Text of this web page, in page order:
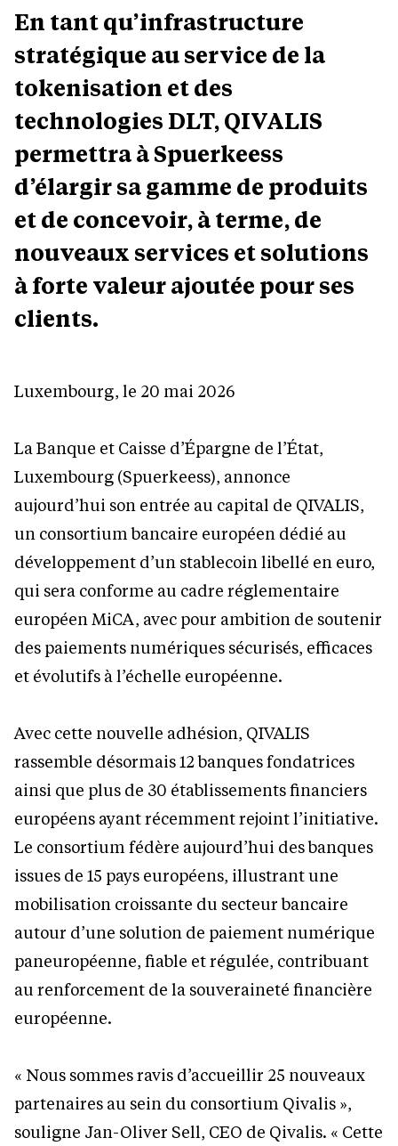
En tant qu’infrastructure
stratégique au service de la
tokenisation et des
technologies DLT, QIVALIS
permettra à Spuerkeess
d’élargir sa gamme de produits
et de concevoir, à terme, de
nouveaux services et solutions
à forte valeur ajoutée pour ses
clients.
Luxembourg, le 20 mai 2026
La Banque et Caisse d’Épargne de l’État,
Luxembourg (Spuerkeess), annonce
aujourd’hui son entrée au capital de QIVALIS,
un consortium bancaire européen dédié au
développement d’un stablecoin libellé en euro,
qui sera conforme au cadre réglementaire
européen MiCA, avec pour ambition de soutenir
des paiements numériques sécurisés, efficaces
et évolutifs à l’échelle européenne.
Avec cette nouvelle adhésion, QIVALIS
rassemble désormais 12 banques fondatrices
ainsi que plus de 30 établissements financiers
européens ayant récemment rejoint l’initiative.
Le consortium fédère aujourd’hui des banques
issues de 15 pays européens, illustrant une
mobilisation croissante du secteur bancaire
autour d’une solution de paiement numérique
paneuropéenne, fiable et régulée, contribuant
au renforcement de la souveraineté financière
européenne.
« Nous sommes ravis d’accueillir 25 nouveaux
partenaires au sein du consortium Qivalis »,
souligne Jan-Oliver Sell, CEO de Qivalis. « Cette